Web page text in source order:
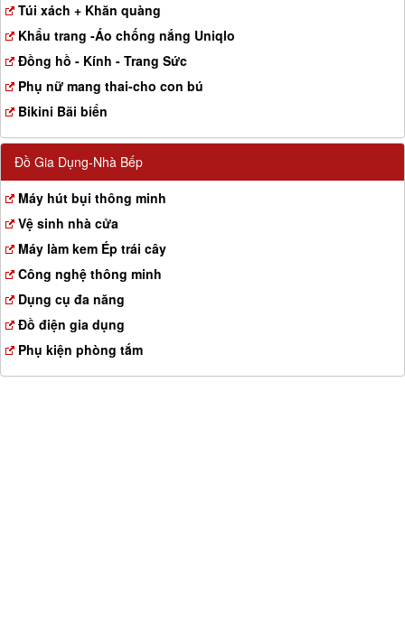
Túi xách + Khăn quàng
Khẩu trang -Áo chống nắng Uniqlo
Đồng hồ - Kính - Trang Sức
Phụ nữ mang thai-cho con bú
Bikini Bãi biển
Đồ Gia Dụng-Nhà Bếp
Máy hút bụi thông minh
Vệ sinh nhà cửa
Máy làm kem Ép trái cây
Công nghệ thông minh
Dụng cụ đa năng
Đồ điện gia dụng
Phụ kiện phòng tắm